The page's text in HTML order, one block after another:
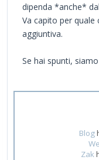
dipenda *anche*
Va capito per quale
aggiuntiva.
Se hai spunti,
Blog
Zak